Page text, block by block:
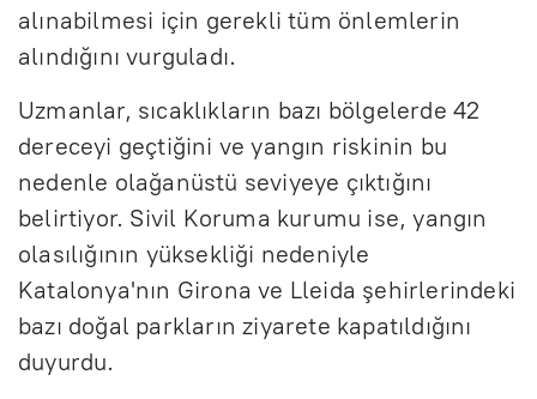
alınabilmesi için gerekli tüm önlemlerin
alındığını vurguladı.
Uzmanlar, sıcaklıkların bazı bölgelerde 42
dereceyi geçtiğini ve yangın riskinin bu
nedenle olağanüstü seviyeye çıktığını
belirtiyor. Sivil Koruma kurumu ise, yangın
olasılığının yüksekliği nedeniyle
Katalonya'nın Girona ve Lleida şehirlerindeki
bazı doğal parkların ziyarete kapatıldığını
duyurdu.